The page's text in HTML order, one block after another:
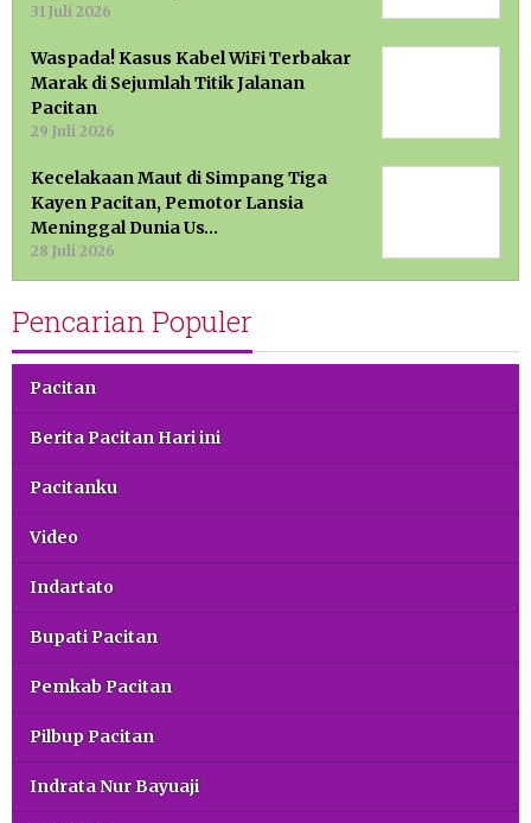
31 Juli 2026
Waspada! Kasus Kabel WiFi Terbakar
Marak di Sejumlah Titik Jalanan
Pacitan
29 Juli 2026
Kecelakaan Maut di Simpang Tiga
Kayen Pacitan, Pemotor Lansia
Meninggal Dunia Us…
28 Juli 2026
Pencarian Populer
Pacitan
Berita Pacitan Hari ini
Pacitanku
Video
Indartato
Bupati Pacitan
Pemkab Pacitan
Pilbup Pacitan
Indrata Nur Bayuaji